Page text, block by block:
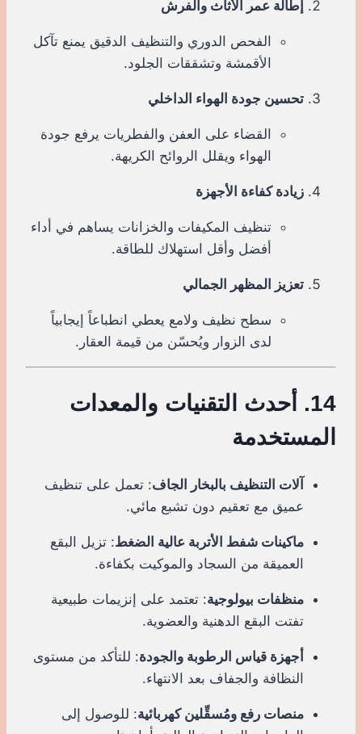
إطالة عمر الأثاث والفرش
الفحص الدوري والتنظيف الدقيق يمنع تآكل
الأقمشة وتشققات الجلود.
تحسين جودة الهواء الداخلي
القضاء على العفن والفطريات يرفع جودة
الهواء ويقلل الروائح الكريهة.
زيادة كفاءة الأجهزة
تنظيف المكيفات والخزانات يساهم في أداء
أفضل وأقل استهلاك للطاقة.
تعزيز المظهر الجمالي
سطح نظيف ولامع يعطي انطباعاً إيجابياً
لدى الزوار ويُحسّن من قيمة العقار.
14. أحدث التقنيات والمعدات
المستخدمة
آلات التنظيف بالبخار الجاف: تعمل على تنظيف
عميق مع تعقيم دون تشبع مائي.
ماكينات شفط الأتربة عالية الضغط: تزيل البقع
العميقة من السجاد والموكيت بكفاءة.
منظفات بيولوجية: تعتمد على إنزيمات طبيعية
تفتت البقع الدهنية والعضوية.
أجهزة قياس الرطوبة والجودة: للتأكد من مستوى
النظافة والجفاف بعد الانتهاء.
منصات رفع ومُسقِّلين كهربائية: للوصول إلى